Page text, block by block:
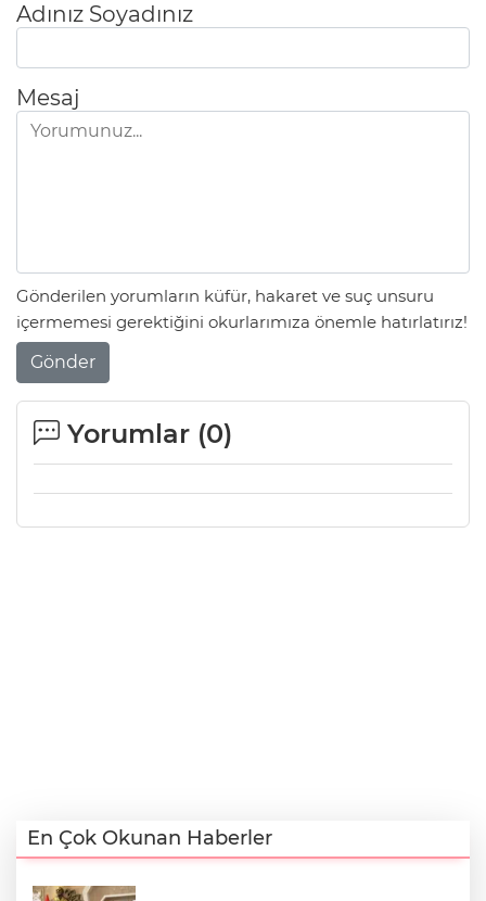
Adınız Soyadınız
Mesaj
Gönderilen yorumların küfür, hakaret ve suç unsuru
içermemesi gerektiğini okurlarımıza önemle hatırlatırız!
Gönder
Yorumlar (0)
En Çok Okunan Haberler